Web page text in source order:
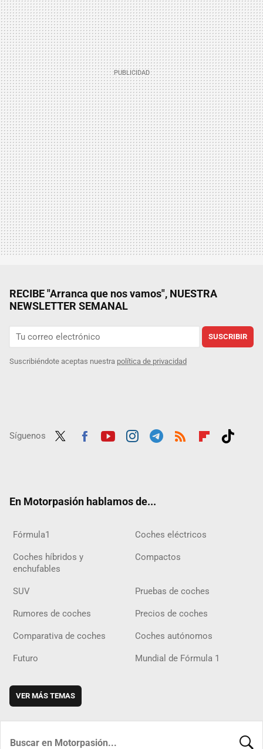
RECIBE "Arranca que nos vamos", NUESTRA
NEWSLETTER SEMANAL
SUSCRIBIR
Suscribiéndote aceptas nuestra política de privacidad
Síguenos
En Motorpasión hablamos de...
Fórmula1 Coches eléctricos
Coches híbridos y
enchufables
Compactos
SUV Pruebas de coches
Rumores de coches Precios de coches
Comparativa de coches Coches autónomos
Futuro Mundial de Fórmula 1
VER MÁS TEMAS